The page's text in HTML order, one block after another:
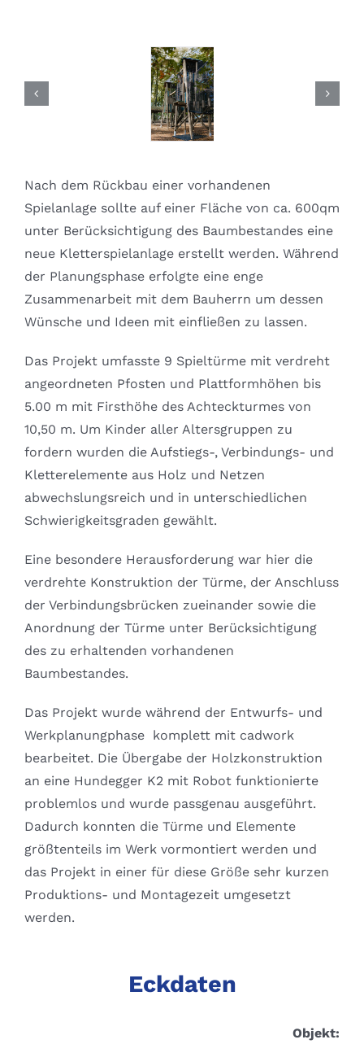
Nach dem Rückbau einer vorhandenen
Spielanlage sollte auf einer Fläche von ca. 600qm
unter Berücksichtigung des Baumbestandes eine
neue Kletterspielanlage erstellt werden. Während
der Planungsphase erfolgte eine enge
Zusammenarbeit mit dem Bauherrn um dessen
Wünsche und Ideen mit einfließen zu lassen.
Das Projekt umfasste 9 Spieltürme mit verdreht
angeordneten Pfosten und Plattformhöhen bis
5.00 m mit Firsthöhe des Achteckturmes von
10,50 m. Um Kinder aller Altersgruppen zu
fordern wurden die Aufstiegs-, Verbindungs- und
Kletterelemente aus Holz und Netzen
abwechslungsreich und in unterschiedlichen
Schwierigkeitsgraden gewählt.
Eine besondere Herausforderung war hier die
verdrehte Konstruktion der Türme, der Anschluss
der Verbindungsbrücken zueinander sowie die
Anordnung der Türme unter Berücksichtigung
des zu erhaltenden vorhandenen
Baumbestandes.
Das Projekt wurde während der Entwurfs- und
Werkplanungphase komplett mit cadwork
bearbeitet. Die Übergabe der Holzkonstruktion
an eine Hundegger K2 mit Robot funktionierte
problemlos und wurde passgenau ausgeführt.
Dadurch konnten die Türme und Elemente
größtenteils im Werk vormontiert werden und
das Projekt in einer für diese Größe sehr kurzen
Produktions- und Montagezeit umgesetzt
werden.
Eckdaten
Objekt: